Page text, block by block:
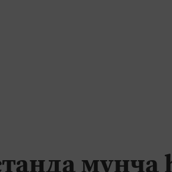
мунча